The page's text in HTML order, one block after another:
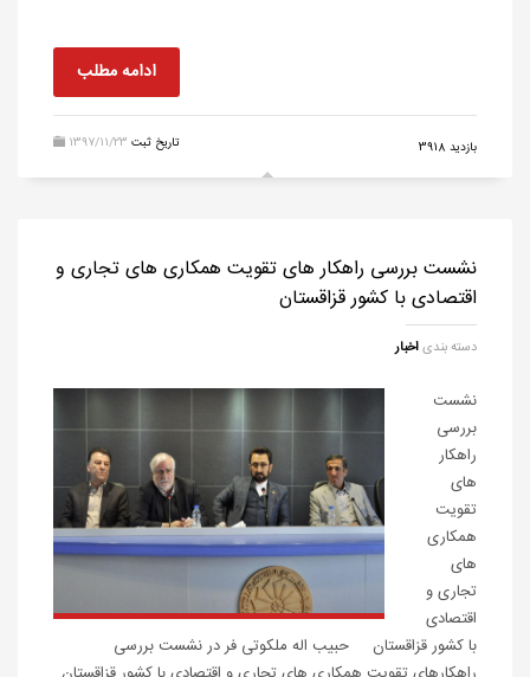
ادامه مطلب
1397/11/23 تاریخ ثبت بازدید 3918
نشست بررسی راهکار های تقویت همکاری های تجاری و
اقتصادی با کشور قزاقستان
دسته بندیاخبار
نشست
بررسی
راهکار
های
تقویت
همکاری
های
تجاری و
اقتصادی
با کشور قزاقستان حبیب اله ملکوتی فر در نشست بررسی